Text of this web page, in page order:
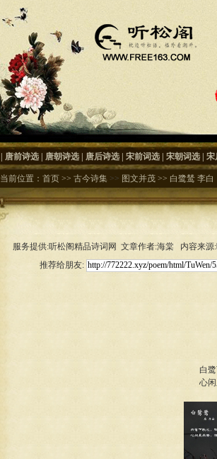
唐前诗选 唐朝诗选 唐后诗选 宋前词选 宋朝词选 宋
当前位置： 首页 >> 古今诗集 >> 图文并茂 >> 白鹭鸶 李白
服务提供:听松阁精品诗词网 文章作者:海棠 内容来
推荐给朋友:
白
心